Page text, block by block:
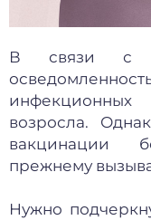
В связи с
инфекционных
возросла.
вакцинации
прежнему
Нужно